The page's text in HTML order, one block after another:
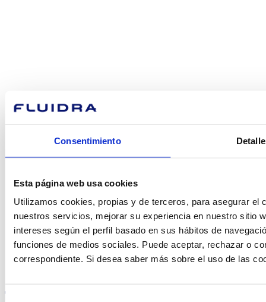
Consentimiento
Esta página web usa cookies
Utilizamos cookies, propias y de terceros, para asegurar el
nuestros servicios, mejorar su experiencia en nuestro sitio
intereses según el perfil basado en sus hábitos de
funciones de medios sociales. Puede aceptar, rechazar o
correspondiente. Si desea saber más sobre el uso de las
Contacto
Encuentre Fluidra
en su país
Visite el sitio web